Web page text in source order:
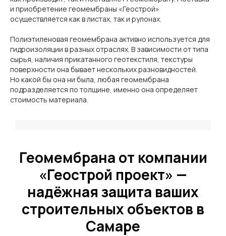
и приобретение геомембраны «Геострой»
осуществляется как в листах, так и рулонах.
Полиэтиленовая геомембрана активно используется для
гидроизоляции в разных отраслях. В зависимости от типа
сырья, наличия прикатанного геотекстиля, текстуры
поверхности она бывает нескольких разновидностей.
Но какой бы она ни была, любая геомембрана
подразделяется по толщине, именно она определяет
стоимость материала.
Геомембрана от компании
«Геострой проект» —
надёжная защита ваших
строительных объектов в
Самаре